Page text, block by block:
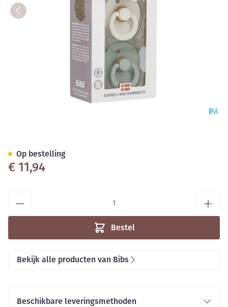
€ 11,94
Bestel
Op bestelling
Bekijk alle producten van Bibs
Beschikbare leveringsmethoden